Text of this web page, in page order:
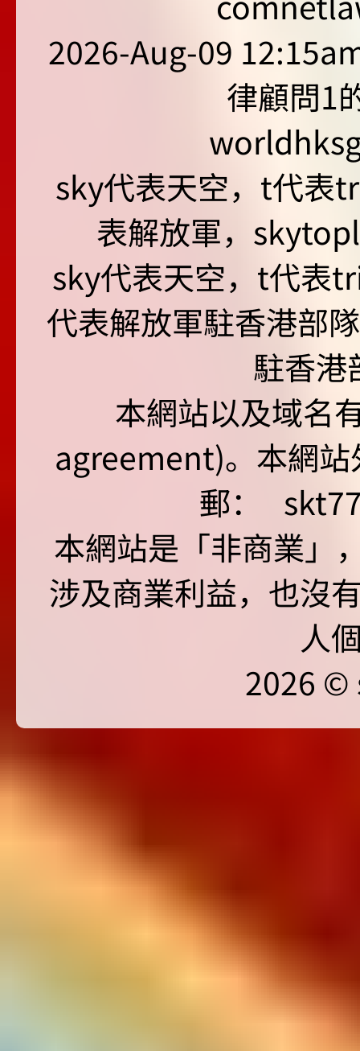
2026-Aug-09
律顧問1
sky代表天空，t代表
表解放軍，
sky代表天空，t代表
代表解放軍駐香港部
駐香港
本網站以及域名
agreement)。本網
郵：
本網站是「非商業
涉及商業利益，也沒
人
2026 ©